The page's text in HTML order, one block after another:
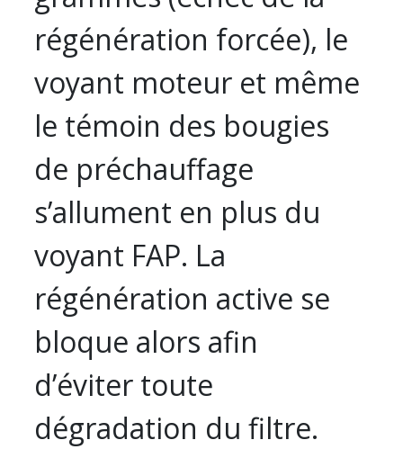
régénération forcée), le
voyant moteur et même
le témoin des bougies
de préchauffage
s’allument en plus du
voyant FAP. La
régénération active se
bloque alors afin
d’éviter toute
dégradation du filtre.